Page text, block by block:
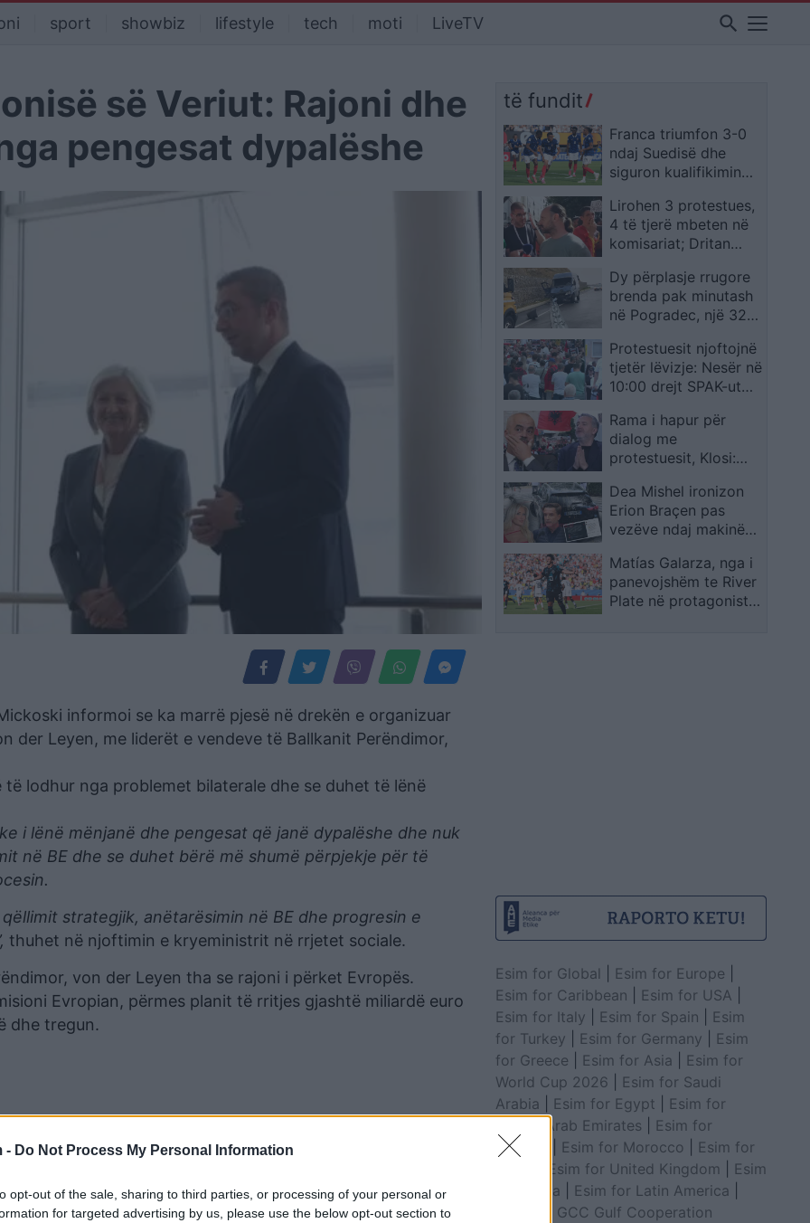
- Do Not Process My Personal Information
opt-out of the sale, sharing to third parties, or processing of your personal or
for targeted advertising by us, please use the below opt-out section to
sport showbiz lifestyle tech moti LiveTV search
së Veriut: Rajoni dhe
pengesat dypalëshe
informoi se ka marrë pjesë në drekën e organizuar
der Leyen, me liderët e vendeve të Ballkanit Perëndimor,
lodhur nga problemet bilaterale dhe se duhet të lënë
i lënë mënjanë dhe pengesat që janë dypalëshe dhe nuk
në BE dhe se duhet bërë më shumë përpjekje për të
strategjik, anëtarësimin në BE dhe progresin e
thuhet në njoftimin e kryeministrit në rrjetet sociale.
von der Leyen tha se rajoni i përket Evropës.
Evropian, përmes planit të rritjes gjashtë miliardë euro
dhe tregun.
të fundit
Franca triumfon 3-0
ndaj Suedisë dhe
siguron kualifikimin
Lirohen 3 protestues,
4 të tjerë mbeten në
komisariat; Dritan
mes policisë dhe
qytetarëve, shoqërimi
i paligjshëm
Dy përplasje rrugore
brenda pak minutash
në Pogradec, një 32-
disa persona
plagosen
Protestuesit njoftojnë
tjetër lëvizje: Nesër në
10:00 drejt SPAK-ut
Ramën
Rama i hapur për
dialog me
protestuesit, Klosi:
dorëheqja e qeverisë
Dea Mishel ironizon
Erion Braçen pas
vezëve ndaj makinës,
përgjigje
Matías Galarza, nga i
panevojshëm te River
Plate në protagonistin
Esim for Global Esim for Europe
Esim for Caribbean
Esim for USA
Esim for Italy
Esim for Spain
Esim
for Turkey
Esim for Germany
Esim
for Greece
Esim for Asia
Esim for
World Cup 2026
Esim for Saudi
Arabia
Esim for Egypt
Esim for
United Arab Emirates
Esim for
Balkans
Esim for Morocco
Esim for
Esim for United Kingdom
Esim
for Africa
Esim for Latin America
Esim for GCC Gulf Cooperation